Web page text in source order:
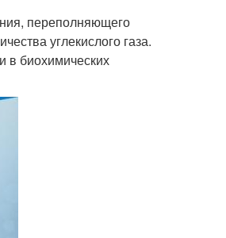
переполняющего
углекислого газа.
в биохимических